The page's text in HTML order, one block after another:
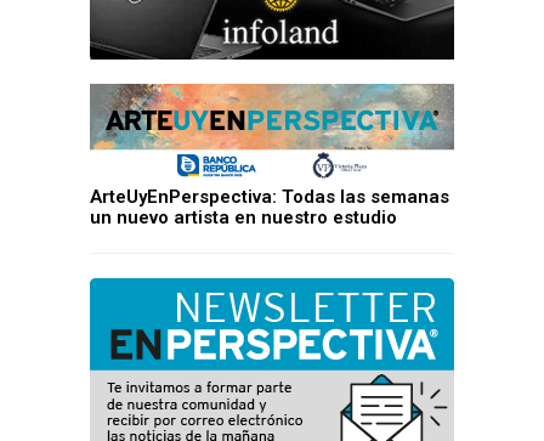
ArteUyEnPerspectiva: Todas las semanas
un nuevo artista en nuestro estudio